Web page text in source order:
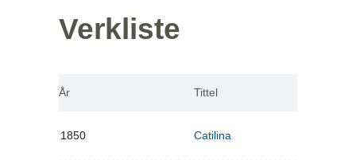
Verkliste
År Tittel
1850 Catilina